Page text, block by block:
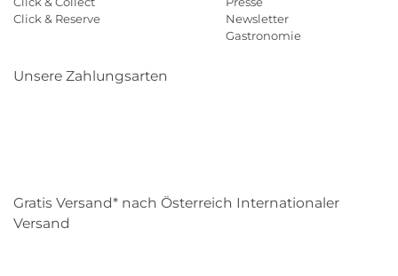
Click & Reserve
Newsletter
Gastronomie
Unsere Zahlungsarten
Gratis Versand* nach Österreich Internationaler
Versand